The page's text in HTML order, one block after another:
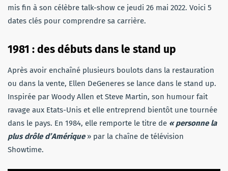
mis fin à son célèbre talk-show ce jeudi 26 mai 2022. Voici 5
dates clés pour comprendre sa carrière.
1981 : des débuts dans le stand up
Après avoir enchaîné plusieurs boulots dans la restauration
ou dans la vente, Ellen DeGeneres se lance dans le stand up.
Inspirée par Woody Allen et Steve Martin, son humour fait
ravage aux Etats-Unis et elle entreprend bientôt une tournée
dans le pays. En 1984, elle remporte le titre de « personne la
plus drôle d’Amérique» par la chaîne de télévision
Showtime.